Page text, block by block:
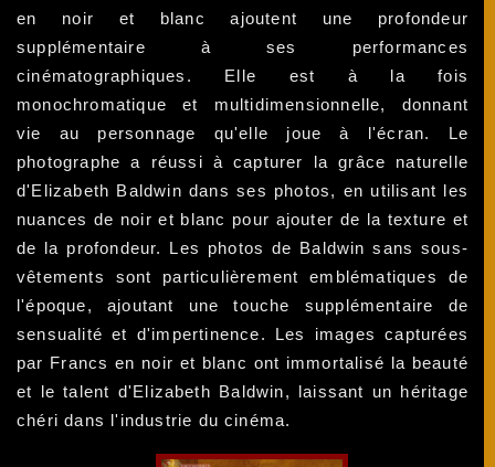
en noir et blanc ajoutent une profondeur
supplémentaire à ses performances
cinématographiques. Elle est à la fois
monochromatique et multidimensionnelle, donnant
vie au personnage qu'elle joue à l'écran. Le
photographe a réussi à capturer la grâce naturelle
d'Elizabeth Baldwin dans ses photos, en utilisant les
nuances de noir et blanc pour ajouter de la texture et
de la profondeur. Les photos de Baldwin sans sous-
vêtements sont particulièrement emblématiques de
l'époque, ajoutant une touche supplémentaire de
sensualité et d'impertinence. Les images capturées
par Francs en noir et blanc ont immortalisé la beauté
et le talent d'Elizabeth Baldwin, laissant un héritage
chéri dans l'industrie du cinéma.